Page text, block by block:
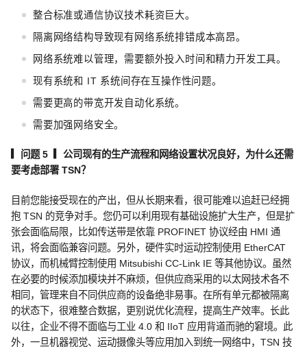
整合标准或通信协议技术耗资巨大。
隔离网络结构导致现有网络系统排错成本高昂。
网络系统难以管理，需要额外投入时间和精力开发工具。
现有系统和 IT 系统间存在互操作性问题。
需要更高的带宽开发自动化系统。
需要加强网络安全。
▎问题 5 ▎公司现有的生产流程和网络设置状况良好，为什么还需
要考虑部署TSN？
目前您能接受现在的产出，但从长期来看，很可能难以追赶已经拥
抱 TSN 的竞争对手。您仍可以利用现有基础设施扩大生产，但是扩
张会面临局限，比如传送带是依靠 PROFINET 协议经由 HMI 通
讯，将会面临兼容问题。另外，硬件实时运动控制使用 EtherCAT
协议，而机械臂控制使用 Mitsubishi CC-Link IE 等其他协议。虽然
在必要的时候添加模块并不麻烦，但供应商采用的以太网技术各不
相同，管理来自不同供应商的设备绝非易事。在所有单元都被隔离
的状态下，很难整合数据，更别说优化流程，提高生产效率。长此
以往，企业不得不面临与工业 4.0 和 IIoT 应用背道而驰的窘境。此
外，一旦机器视觉、运动摄像头等应用加入到统一网络中，TSN 技